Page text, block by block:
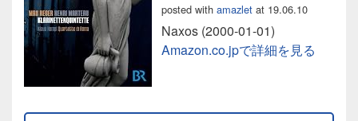
posted with amazlet at 19.06.10
Naxos (2000-01-01)
Amazon.co.jpで詳細を見る